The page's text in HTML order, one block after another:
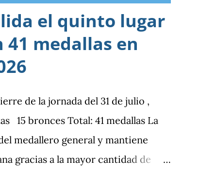
el quinto lugar
medallas en
de la jornada del 31 de julio ,
15 bronces Total: 41 medallas La
medallero general y mantiene
gracias a la mayor cantidad de